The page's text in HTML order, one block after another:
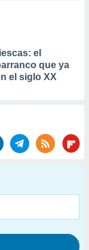
el
que ya
el siglo XX